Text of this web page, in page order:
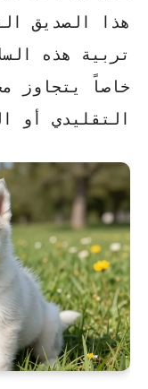
هذا الصديق
تربية هذه
خاصاً يتجاوز
التقليدي أو